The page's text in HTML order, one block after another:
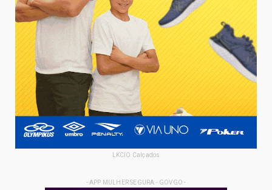
LKCIO Calçados
- APP MULHER SEGURA - GOVGO -